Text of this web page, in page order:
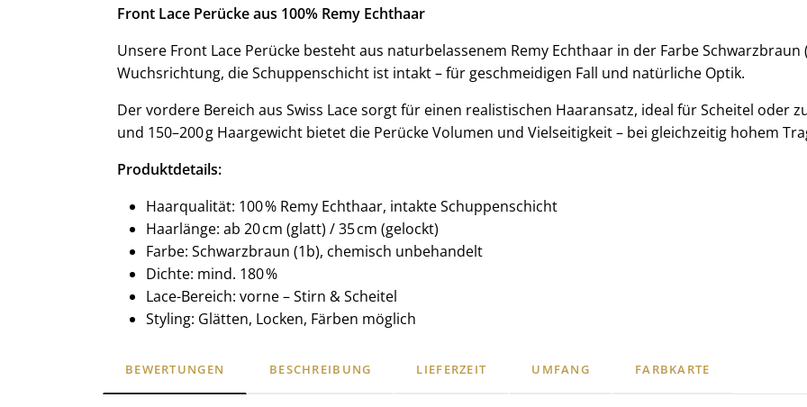
Front Lace Perücke aus 100% Remy Echthaar
Unsere Front Lace Perücke besteht aus naturbelassenem Remy Echthaar in der Farbe
Wuchsrichtung, die Schuppenschicht ist intakt – für geschmeidigen Fall und natürliche Optik.
Der vordere Bereich aus Swiss Lace sorgt für einen realistischen Haaransatz, ideal für Scheitel oder
und 150–200 g Haargewicht bietet die Perücke Volumen und Vielseitigkeit – bei gleichzeitig hohem
Produktdetails:
Haarqualität: 100 % Remy Echthaar, intakte Schuppenschicht
Haarlänge: ab 20 cm (glatt) / 35 cm (gelockt)
Farbe: Schwarzbraun (1b), chemisch unbehandelt
Dichte: mind. 180 %
Lace-Bereich: vorne – Stirn & Scheitel
Styling: Glätten, Locken, Färben möglich
BEWERTUNGEN BESCHREIBUNG LIEFERZEIT UMFANG FARBKARTE